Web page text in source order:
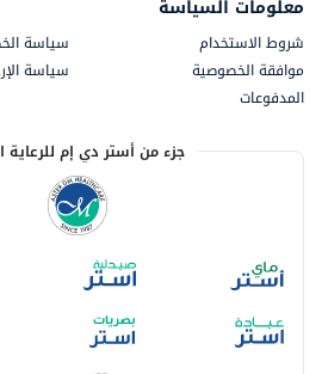
معلومات السياسة
شروط الاستخدام
سياسة
موافقة الخصوصية
سياسة
المدفوعات
جزء من أستر دي إم للرعاية